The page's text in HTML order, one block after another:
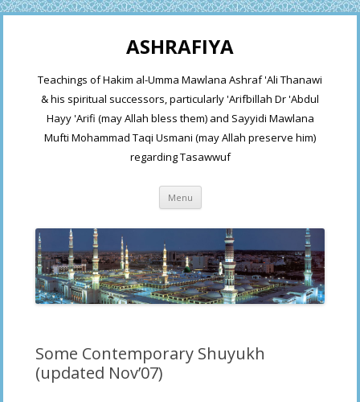
ASHRAFIYA
Teachings of Hakim al-Umma Mawlana Ashraf 'Ali Thanawi
& his spiritual successors, particularly 'Arifbillah Dr 'Abdul
Hayy 'Arifi (may Allah bless them) and Sayyidi Mawlana
Mufti Mohammad Taqi Usmani (may Allah preserve him)
regarding Tasawwuf
Menu Skip
content
Some Contemporary Shuyukh
(updated Nov’07)